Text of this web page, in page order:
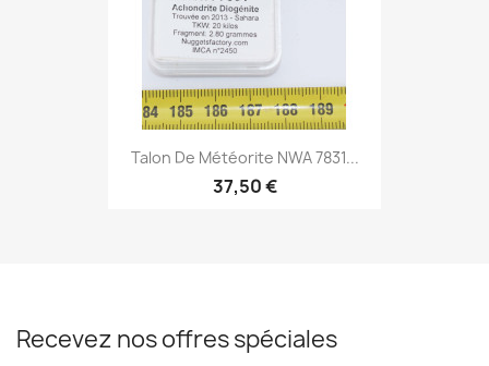
Talon De Météorite NWA 7831...
37,50 €
Recevez nos offres spéciales